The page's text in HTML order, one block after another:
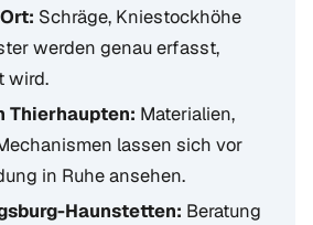
Schräge, Kniestockhöhe
werden genau erfasst,
wird.
Thierhaupten: Materialien,
lassen sich vor
in Ruhe ansehen.
Haunstetten: Beratung